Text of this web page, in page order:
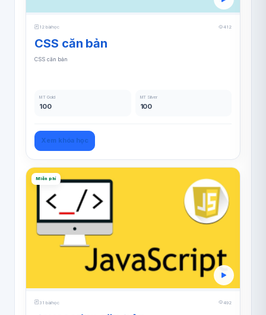
12 bài học 412
CSS căn bản
CSS căn bản
MT Gold
100
MT Silver
100
Xem khóa học
Miễn phí
31 bài học 492